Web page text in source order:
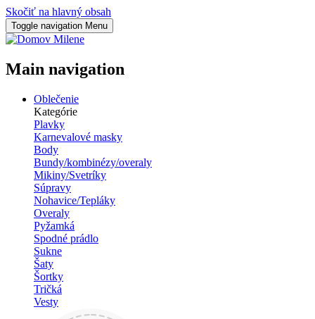
Skočiť na hlavný obsah
Toggle navigation Menu
Milene
Main navigation
Oblečenie
Kategórie
Plavky
Karnevalové masky
Body
Bundy/kombinézy/overaly
Mikiny/Svetríky
Súpravy
Nohavice/Tepláky
Overaly
Pyžamká
Spodné prádlo
Sukne
Šaty
Šortky
Tričká
Vesty